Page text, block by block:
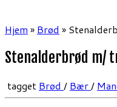
Hjem » Brød »
Stenalderbrød m/
tagget Brød / Bær /